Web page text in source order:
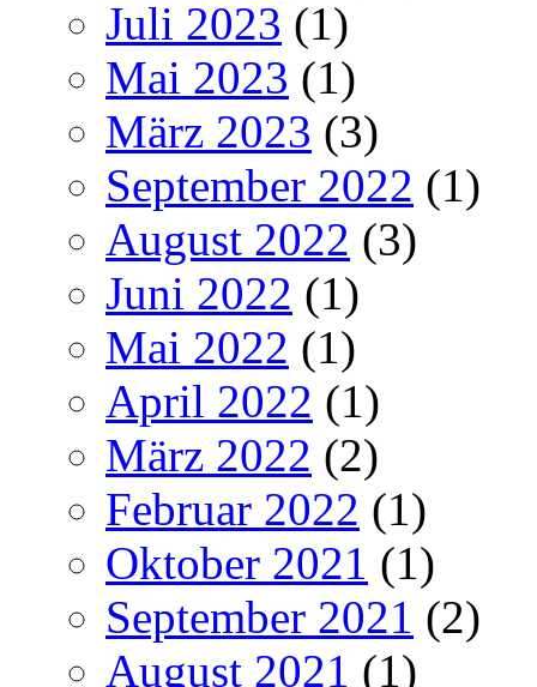
Juli 2023 (1)
Mai 2023 (1)
März 2023 (3)
September 2022 (1)
August 2022 (3)
Juni 2022 (1)
Mai 2022 (1)
April 2022 (1)
März 2022 (2)
Februar 2022 (1)
Oktober 2021 (1)
September 2021 (2)
August 2021 (1)